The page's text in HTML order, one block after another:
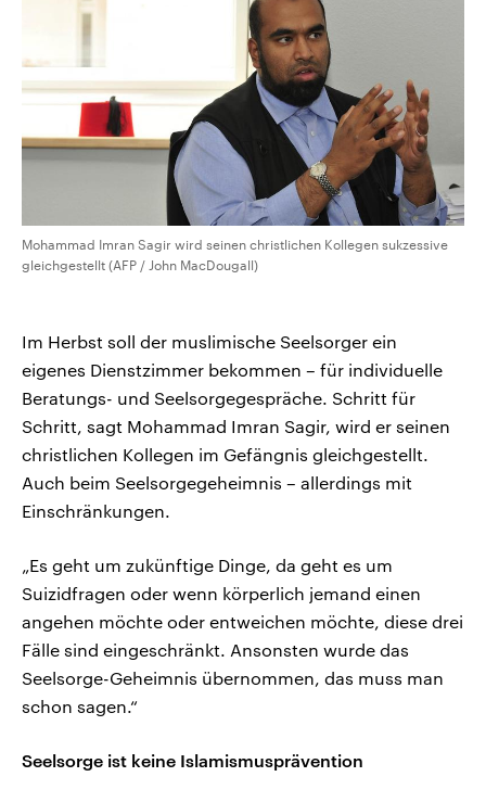
Mohammad Imran Sagir wird seinen christlichen Kollegen sukzessive
gleichgestellt (AFP / John MacDougall)
Im Herbst soll der muslimische Seelsorger ein
eigenes Dienstzimmer bekommen – für individuelle
Beratungs- und Seelsorgegespräche. Schritt für
Schritt, sagt Mohammad Imran Sagir, wird er seinen
christlichen Kollegen im Gefängnis gleichgestellt.
Auch beim Seelsorgegeheimnis – allerdings mit
Einschränkungen.
„Es geht um zukünftige Dinge, da geht es um
Suizidfragen oder wenn körperlich jemand einen
angehen möchte oder entweichen möchte, diese drei
Fälle sind eingeschränkt. Ansonsten wurde das
Seelsorge-Geheimnis übernommen, das muss man
schon sagen.“
Seelsorge ist keine Islamismusprävention